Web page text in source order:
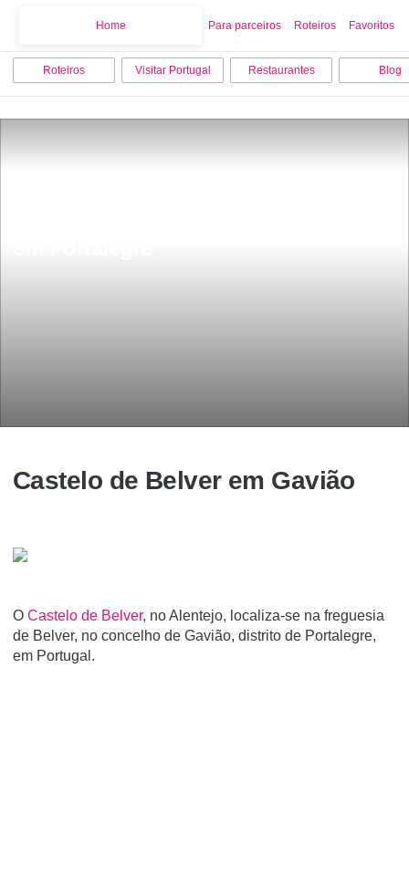
Home Para parceiros Roteiros Favoritos
Roteiros Visitar Portugal Restaurantes Blog
Castelo de Belver em Gavião
O Castelo de Belver, no Alentejo, localiza-se na freguesia
de Belver, no concelho de Gavião, distrito de Portalegre,
em Portugal.